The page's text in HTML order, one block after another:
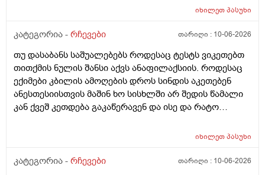
წავიდა არვოცი რავიყიდო როთ დავიბანო.დავიღალე
მაყროს და მექავება..მ ყან საშინლად გამოშრა ხელები
არსად და ვერც წავალ
იხილეთპასუხი
კატეგორია - რჩევები თარიღი : 10-06-2026
თუ დასაბანს საშუალებებს როდესაც ტესტს ვიკეთებთ
თითქმის ნულის შანსი აქვს ანაფილაქსიის. როდესაც
ექიმები კბილის ამოღების დროს სინდის აკეთებენ
ანესთესიისთვის მაშინ ხო სისხლში არ შედის წამალი
კან ქვეშ კეთდება გაკაწერავენ და ისე და რატო
ახარო რატომ იკითხებიან თუ ანა ფილოქსიოზე არ
გამონაყარი გაჩნდე რატო არიან მზად ყოფნაში გუშინ
იხილეთპასუხი
კატეგორია - რჩევები თარიღი : 10-06-2026